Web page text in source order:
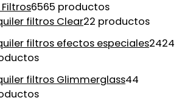
6565 productos
filtros Clear22 productos
filtros efectos especiales2424
filtros Glimmerglass44